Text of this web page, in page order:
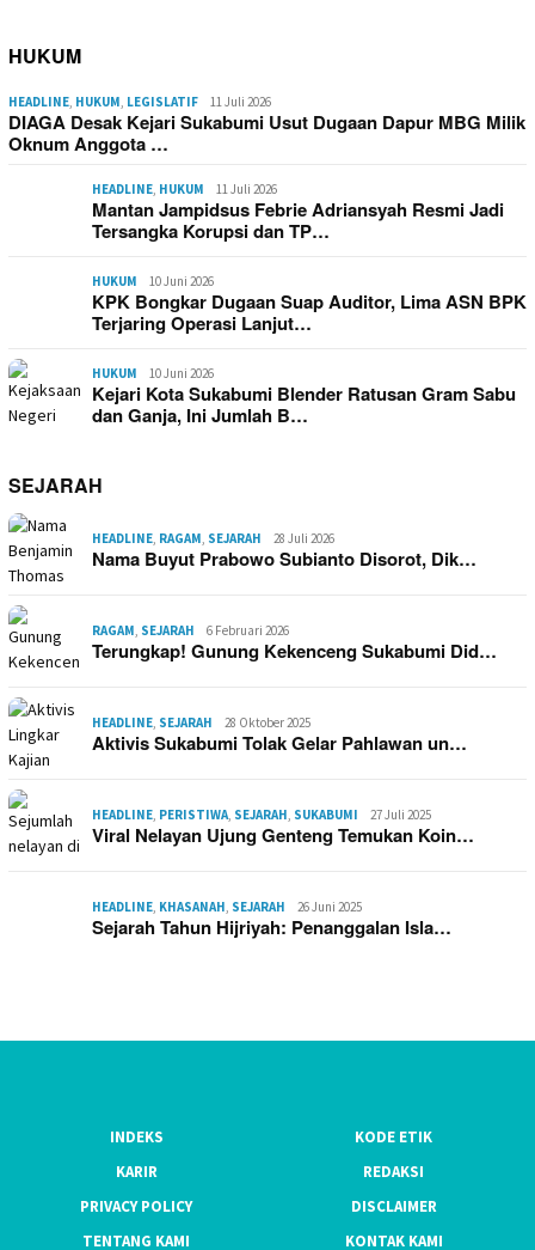
HUKUM
HEADLINE, HUKUM, LEGISLATIF 11 Juli 2026
DIAGA Desak Kejari Sukabumi Usut Dugaan Dapur MBG Milik
Oknum Anggota …
HEADLINE, HUKUM 11 Juli 2026
Mantan Jampidsus Febrie Adriansyah Resmi Jadi
Tersangka Korupsi dan TP…
HUKUM 10 Juni 2026
KPK Bongkar Dugaan Suap Auditor, Lima ASN BPK
Terjaring Operasi Lanjut…
HUKUM 10 Juni 2026
Kejari Kota Sukabumi Blender Ratusan Gram Sabu
dan Ganja, Ini Jumlah B…
SEJARAH
HEADLINE, RAGAM, SEJARAH 28 Juli 2026
Nama Buyut Prabowo Subianto Disorot, Dik…
RAGAM, SEJARAH 6 Februari 2026
Terungkap! Gunung Kekenceng Sukabumi Did…
HEADLINE, SEJARAH 28 Oktober 2025
Aktivis Sukabumi Tolak Gelar Pahlawan un…
HEADLINE, PERISTIWA, SEJARAH, SUKABUMI 27 Juli 2025
Viral Nelayan Ujung Genteng Temukan Koin…
HEADLINE, KHASANAH, SEJARAH 26 Juni 2025
Sejarah Tahun Hijriyah: Penanggalan Isla…
INDEKS
KODE ETIK
KARIR
REDAKSI
PRIVACY POLICY
DISCLAIMER
TENTANG KAMI
KONTAK KAMI